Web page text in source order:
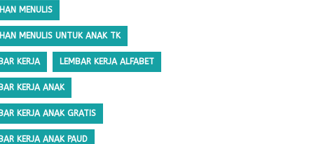
MENULIS
MENULIS UNTUK ANAK TK
KERJA LEMBAR KERJA ALFABET
KERJA ANAK
KERJA ANAK GRATIS
KERJA ANAK PAUD